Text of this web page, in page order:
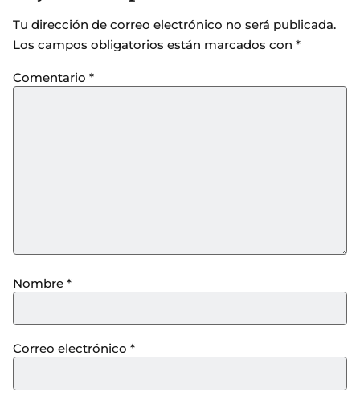
Tu dirección de correo electrónico no será publicada.
Los campos obligatorios están marcados con *
Comentario *
Nombre *
Correo electrónico *